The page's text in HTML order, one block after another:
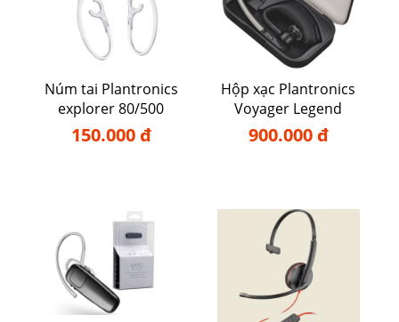
Núm tai Plantronics
explorer 80/500
150.000 đ
Hộp xạc Plantronics
Voyager Legend
900.000 đ